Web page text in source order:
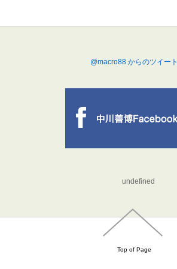
@macro88 からのツイート
undefined
Top of Page